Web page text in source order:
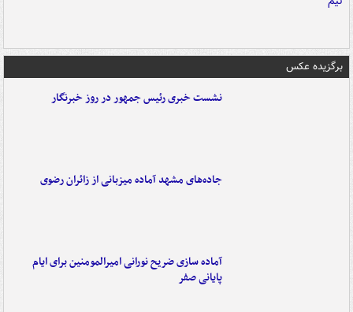
برگزیده عکس
نشست خبری رئیس جمهور در روز خبرنگار
جاده‌های مشهد آماده میزبانی از زائران رضوی
آماده سازی ضریح نورانی امیرالمومنین برای ایام
پایانی صفر